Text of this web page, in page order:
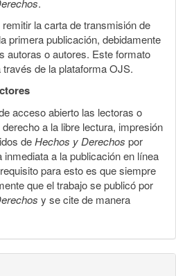
.
la carta de transmisión de
primera publicación, debidamente
autoras o autores. Este formato
de la plataforma OJS.
acceso abierto las lectoras o
a la libre lectura, impresión
deHechos y Derechos por
a la publicación en línea
para esto es que siempre
que el trabajo se publicó por
y se cite de manera